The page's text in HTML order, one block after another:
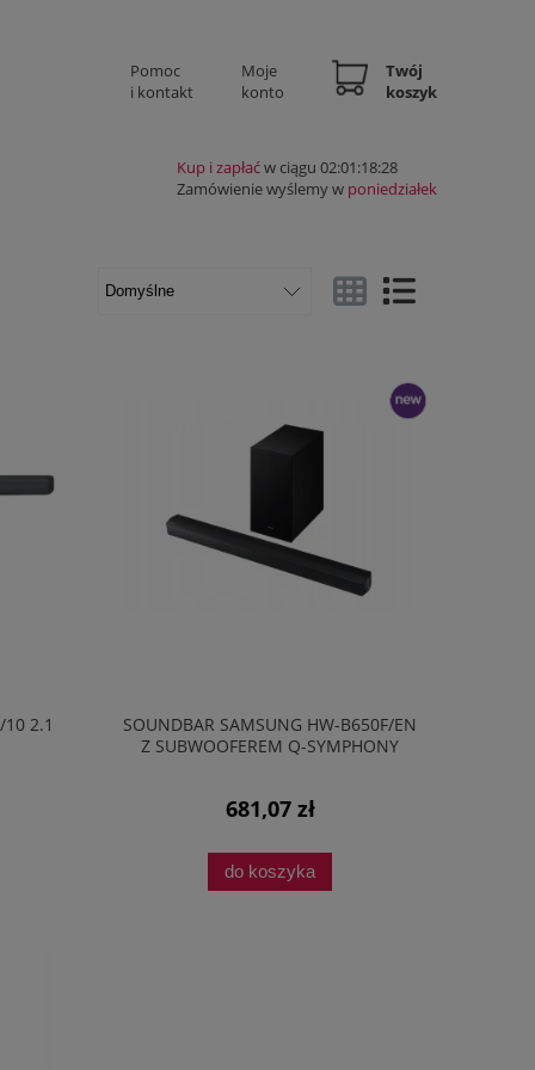
Pomoc
i kontakt
Moje
konto
Twój
koszyk
Kup i zapłaćw ciągu 02:01:18:28
Zamówienie wyślemy w poniedziałek
Widok ze zdjęciem
Widok pełny
10 2.1
SOUNDBAR SAMSUNG HW-B650F/EN
Z SUBWOOFEREM Q-SYMPHONY
681,07 zł
do koszyka